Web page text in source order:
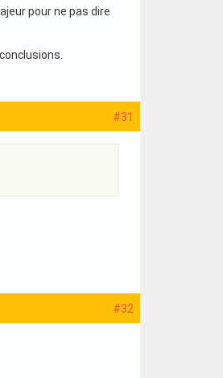
pour ne pas dire
#31
#32